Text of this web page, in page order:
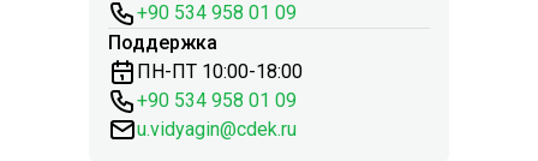
+90 534 958 01 09
Поддержка
ПН-ПТ 10:00-18:00
+90 534 958 01 09
u.vidyagin@cdek.ru